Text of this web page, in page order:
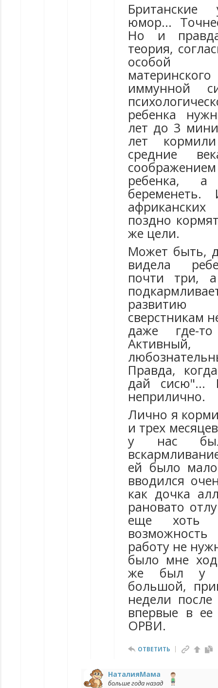
юмор...
Но и
теория,
особой
иммунной
ребенка
лет до 3
лет
средние
ребенка,
поздно
же цели.
Может быть,
видела
почти три,
сверстникам
даже где-
Активный,
Правда,
дай сисю"...
неприлично.
Лично я
и трех
у нас
ей было
вводился
как дочка
рановато
еще хоть
работу не
было мне
же был у
большой,
недели
впервые в
ОРВИ.
ОТВЕТИТЬ
НаталияМама
больше года назад